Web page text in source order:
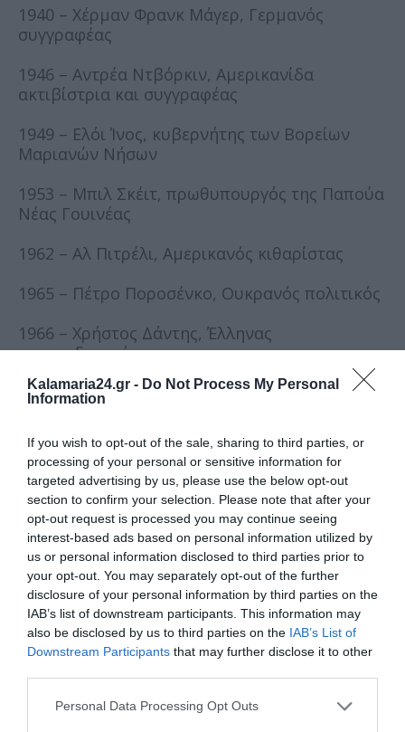
Kalamaria24.gr - Do Not Process My Personal
Information
If you wish to opt-out of the sale, sharing to third parties, or
processing of your personal or sensitive information for
targeted advertising by us, please use the below opt-out
section to confirm your selection. Please note that after your
opt-out request is processed you may continue seeing
interest-based ads based on personal information utilized by
us or personal information disclosed to third parties prior to
your opt-out. You may separately opt-out of the further
disclosure of your personal information by third parties on the
IAB’s list of downstream participants. This information may
also be disclosed by us to third parties on the IAB’s List of
Downstream Participants that may further disclose it to other
Personal Data Processing Opt Outs
1940 – Χέρμαν Φρανκ Μάγερ, Γερμανός
συγγραφέας
1946 – Αντρέα Ντβόρκιν, Αμερικανίδα
ακτιβίστρια και συγγραφέας
1949 – Ελόι Ίνος, κυβερνήτης των Βορείων
Μαριανών Νήσων
1953 – Μπιλ Σκέιτ, πρωθυπουργός της Παπούα
Νέας Γουινέας
1962 – Αλ Πιτρέλι, Αμερικανός κιθαρίστας
1965 – Πέτρο Ποροσένκο, Ουκρανός πολιτικός
1966 – Χρήστος Δάντης, Έλληνας
τραγουδοποιός
1968 – Τζιμ Καβίζελ, Αμερικανός ηθοποιός
1976 – Μίχαελ Μπάλακ, Γερμανός
ποδοσφαιριστής
1979 – Τάαβι Ρούιβας, Εσθονός πολιτικός
1980 – Πάτρικ Φρισάχερ, Αυστριακός οδηγός
αγώνων
1981 – Σερένα Ουίλιαμς, Αμερικανίδα
τενίστρια
πυγμάχος